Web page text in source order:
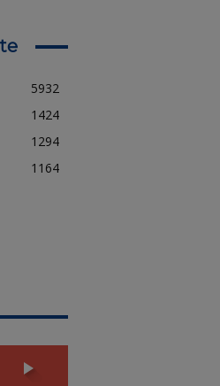
5932
1424
1294
1164